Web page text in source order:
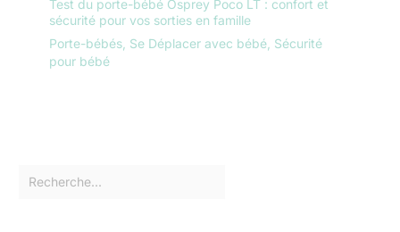
Test du porte-bébé Osprey Poco LT : confort et
sécurité pour vos sorties en famille
Porte-bébés Se Déplacer avec bébé Sécurité
pour bébé